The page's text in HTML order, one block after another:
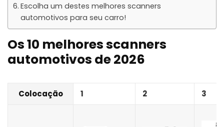
Escolha um destes melhores scanners
automotivos para seu carro!
Os 10 melhores scanners
automotivos de 2026
Colocação 1 2 3